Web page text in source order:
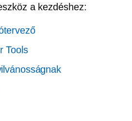
a kezdéshez:
Tools